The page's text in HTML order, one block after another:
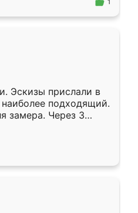
1
Эскизы прислали в
подходящий.
замера. Через 3
готова. Остались
Ренессанс
работу!